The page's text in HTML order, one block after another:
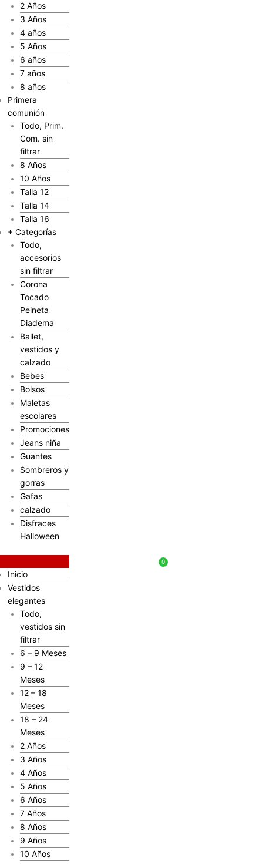
2 Años
3 Años
4 años
5 Años
6 años
7 años
8 años
Primera
comunión
Todo, Prim.
Com. sin
filtrar
8 Años
10 Años
Talla 12
Talla 14
Talla 16
+ Categorías
Todo,
accesorios
sin filtrar
Corona
Tocado
Peineta
Diadema
Ballet,
vestidos y
calzado
Bebes
Bolsos
Maletas
escolares
Promociones
Jeans niña
Guantes
Sombreros y
gorras
Gafas
calzado
Disfraces
Halloween
Inicio
Vestidos
elegantes
Todo,
vestidos sin
filtrar
6 – 9 Meses
9 – 12
Meses
12 – 18
Meses
18 – 24
Meses
2 Años
3 Años
4 Años
5 Años
6 Años
7 Años
8 Años
9 Años
10 Años
0